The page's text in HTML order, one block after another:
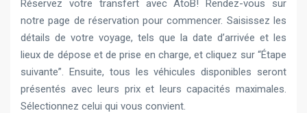
Réservez votre transfert avec AtoB! Rendez-vous sur
notre page de réservation pour commencer. Saisissez les
détails de votre voyage, tels que la date d’arrivée et les
lieux de dépose et de prise en charge, et cliquez sur “Étape
suivante”. Ensuite, tous les véhicules disponibles seront
présentés avec leurs prix et leurs capacités maximales.
Sélectionnez celui qui vous convient.